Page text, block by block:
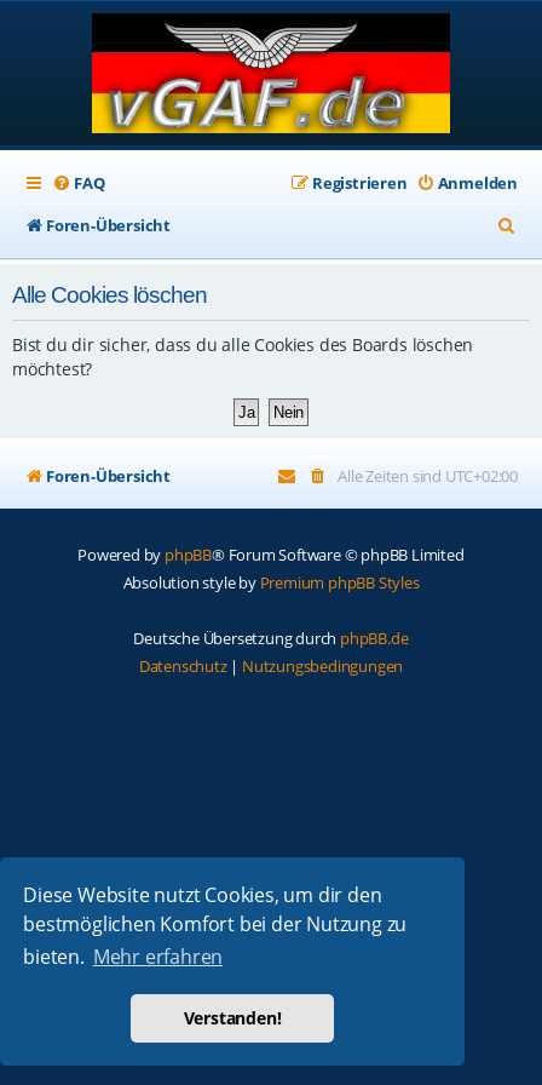
Diese Website nutzt Cookies, um dir den
bestmöglichen Komfort bei der Nutzung zu
bieten. Mehr erfahren
Verstanden!
FAQ Anmelden
Registrieren
Foren-Übersicht
u
Alle Cookies löschen
Bist du dir sicher, dass du alle Cookies des Boards löschen
möchtest?
Foren-Übersicht Alle Zeiten sind UTC+02:00
Powered by phpBB® Forum Software © phpBB Limited
Absolution style by Premium phpBB Styles
Deutsche Übersetzung durch phpBB.de
Datenschutz| Nutzungsbedingungen